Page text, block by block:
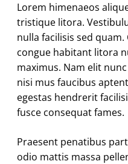
Lorem himenaeos
tristique litora.
nulla facilisis sed
congue habitant litora
maximus. Nam elit
nisi mus faucibus
egestas hendrerit
fusce consequat fames.
Praesent penatibus
odio mattis massa